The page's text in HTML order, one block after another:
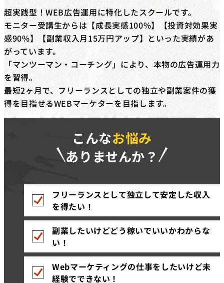
補助金の詳細
対象コースを​受講修了した​際に、​受講料(税抜)の​50%相
当額を​給付いたします。​さらに、​ 弊社紹介経由の転職
後、1年間継続就業で追加の受講料(税抜)20%相当額を
給付いたします。
※リスキリング補助金の予算に達し次第終了となりま
す。
超実践型！WEB広告運用に特化したスクールです。
モニター受講生からは【成長実感100%】【投資対効果実
感90%】【副業収入月15万円アップ】といった実績があ
がっています。
「マンツーマン・コーチング」により、本物の広告運用力
を習得。
最短2ヶ月で、フリーランスとしての独立や副業案件の獲
得を目指せるWEBマーケターを目指します。
こんなお悩み
ありませんか？
フリーランスとして独立して安定した収入
を得たい！
副業したいけどどう稼いでいいかわからな
い！
Webマーケティングの仕事をしたいけど未
経験でできない！